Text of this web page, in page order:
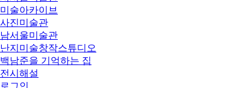
미술아카이브
사진미술관
남서울미술관
난지미술창작스튜디오
백남준을 기억하는 집
전시해설
로그인